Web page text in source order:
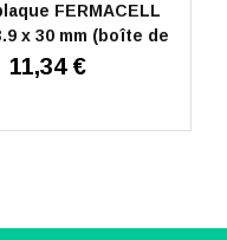
FERMACELL
x 30 mm (boîte de
250 unités)
11,34 €